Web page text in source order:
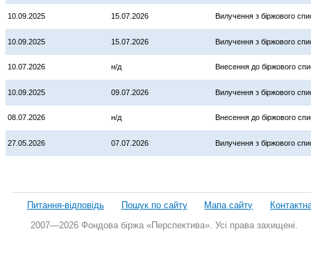
10.09.2025 15.07.2026 Вилучення з біржового
10.09.2025 15.07.2026 Вилучення з біржового
10.07.2026 н/д Внесення до біржового
10.09.2025 09.07.2026 Вилучення з біржового
08.07.2026 н/д Внесення до біржового
27.05.2026 07.07.2026 Вилучення з біржового
Питання-відповідь Пошук по сайту Мапа сайту
2007—2026 Фондова біржа «Перспектива». Усі права захищені.